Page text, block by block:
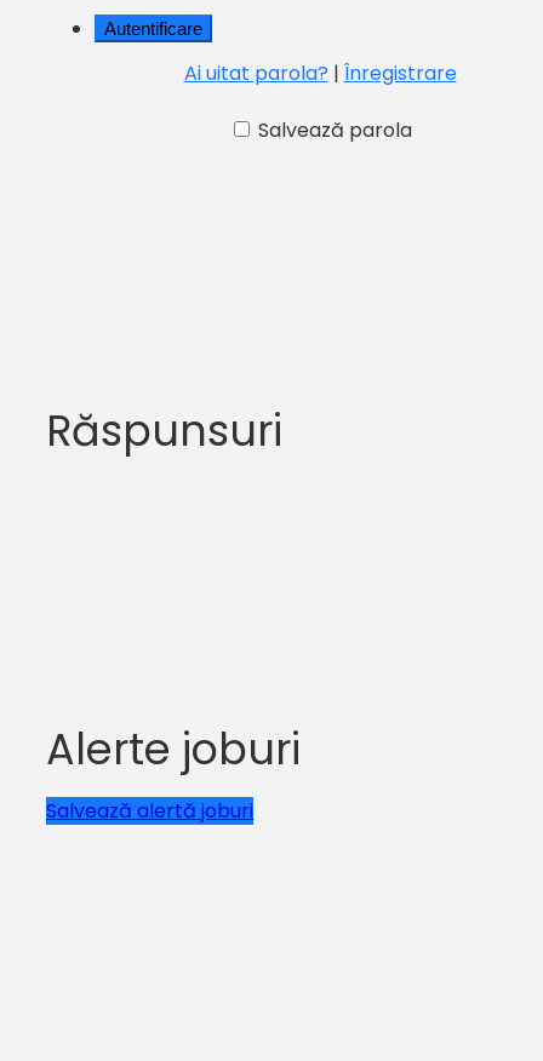
Ai uitat parola? | Înregistrare
Salvează parola
Răspunsuri
Alerte joburi
Salvează alertă joburi